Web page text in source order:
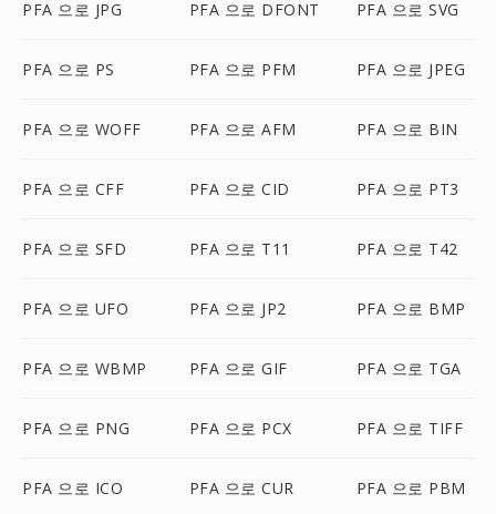
PFA 으로 JPG PFA 으로 DFONT PFA 으로 SVG
PFA 으로 PS PFA 으로 PFM PFA 으로 JPEG
PFA 으로 WOFF PFA 으로 AFM PFA 으로 BIN
PFA 으로 CFF PFA 으로 CID PFA 으로 PT3
PFA 으로 SFD PFA 으로 T11 PFA 으로 T42
PFA 으로 UFO PFA 으로 JP2 PFA 으로 BMP
PFA 으로 WBMP PFA 으로 GIF PFA 으로 TGA
PFA 으로 PNG PFA 으로 PCX PFA 으로 TIFF
PFA 으로 ICO PFA 으로 CUR PFA 으로 PBM